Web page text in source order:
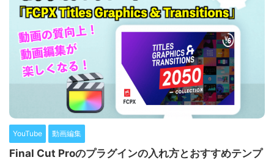
YouTube 動画編集
Final Cut Proのプラグインの入れ方とおすすめテンプ